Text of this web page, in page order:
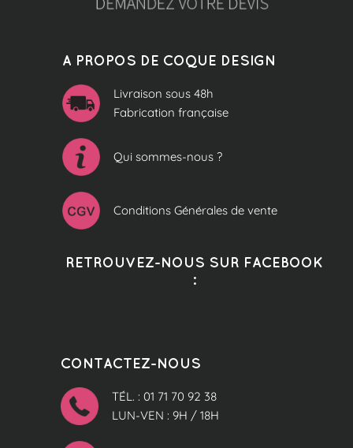
A PROPOS DE COQUE DESIGN
Livraison sous 48h
Fabrication française
Qui sommes-nous ?
Conditions Générales de vente
RETROUVEZ-NOUS SUR FACEBOOK
:
CONTACTEZ-NOUS
TÉL. : 01 71 70 92 38
LUN-VEN : 9H / 18H